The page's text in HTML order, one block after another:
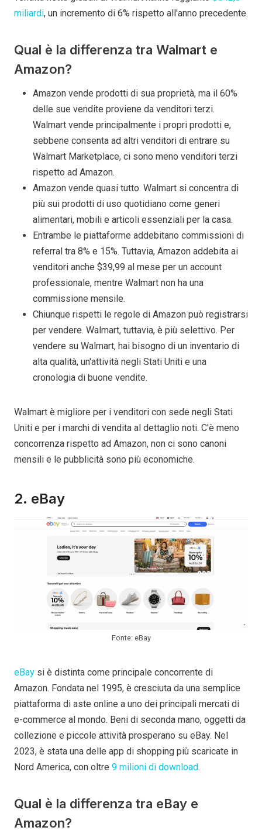
miliardi, un incremento di 6% rispetto all'anno precedente.
Qual è la differenza tra Walmart e
Amazon?
Amazon vende prodotti di sua proprietà, ma il 60%
delle sue vendite proviene da venditori terzi.
Walmart vende principalmente i propri prodotti e,
sebbene consenta ad altri venditori di entrare su
Walmart Marketplace, ci sono meno venditori terzi
rispetto ad Amazon.
Amazon vende quasi tutto. Walmart si concentra di
più sui prodotti di uso quotidiano come generi
alimentari, mobili e articoli essenziali per la casa.
Entrambe le piattaforme addebitano commissioni di
referral tra 8% e 15%. Tuttavia, Amazon addebita ai
venditori anche $39,99 al mese per un account
professionale, mentre Walmart non ha una
commissione mensile.
Chiunque rispetti le regole di Amazon può registrarsi
per vendere. Walmart, tuttavia, è più selettivo. Per
vendere su Walmart, hai bisogno di un inventario di
alta qualità, un'attività negli Stati Uniti e una
cronologia di buone vendite.
Walmart è migliore per i venditori con sede negli Stati
Uniti e per i marchi di vendita al dettaglio noti. C'è meno
concorrenza rispetto ad Amazon, non ci sono canoni
mensili e le pubblicità sono più economiche.
2. eBay
Fonte: eBay
eBay si è distinta come principale concorrente di
Amazon. Fondata nel 1995, è cresciuta da una semplice
piattaforma di aste online a uno dei principali mercati di
e-commerce al mondo. Beni di seconda mano, oggetti da
collezione e piccole attività prosperano su eBay. Nel
2023, è stata una delle app di shopping più scaricate in
Nord America, con oltre 9 milioni di download.
Qual è la differenza tra eBay e
Amazon?